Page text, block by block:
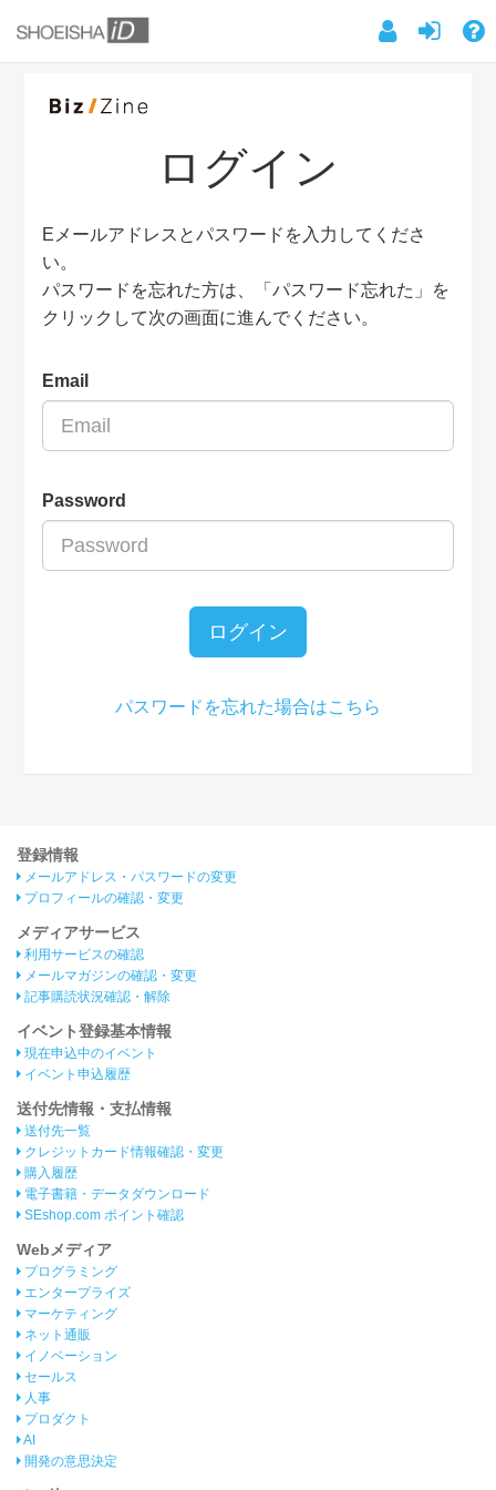
ログイン
Eメールアドレスとパスワードを入力してくださ
い。
パスワードを忘れた方は、「パスワード忘れた」を
クリックして次の画面に進んでください。
Email
Password
ログイン
パスワードを忘れた場合はこちら
登録情報
メールアドレス・パスワードの変更
プロフィールの確認・変更
メディアサービス
利用サービスの確認
メールマガジンの確認・変更
記事購読状況確認・解除
イベント登録基本情報
現在申込中のイベント
イベント申込履歴
送付先情報・支払情報
送付先一覧
クレジットカード情報確認・変更
購入履歴
電子書籍・データダウンロード
SEshop.com ポイント確認
Webメディア
プログラミング
エンタープライズ
マーケティング
ネット通販
イノベーション
セールス
人事
プロダクト
AI
開発の意思決定